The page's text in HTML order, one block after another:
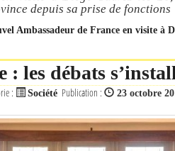
depuis sa prise de fonctions
Ambassadeur de France en visite à
: les débats
: Société Publication : 23 octobre